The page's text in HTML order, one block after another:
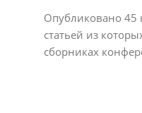
Опубликовано 45
статьей из
сборниках